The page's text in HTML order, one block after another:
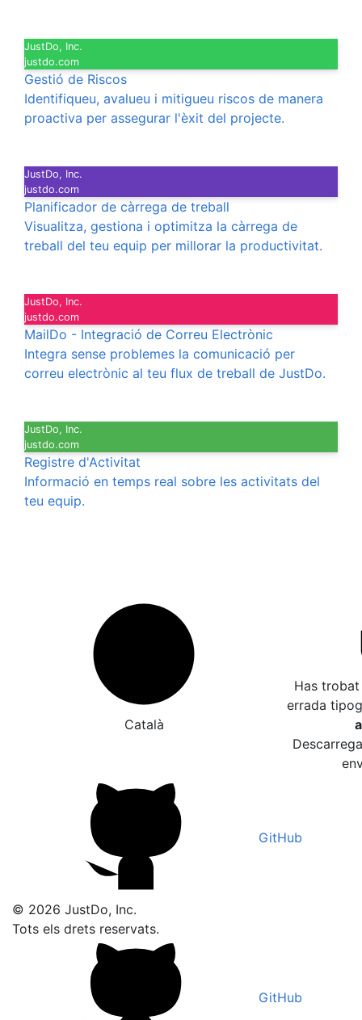
JustDo, Inc.
justdo.com
Gestió de Riscos
Identifiqueu, avalueu i mitigueu riscos de manera
proactiva per assegurar l'èxit del projecte.
JustDo, Inc.
justdo.com
Planificador de càrrega de treball
Visualitza, gestiona i optimitza la càrrega de
treball del teu equip per millorar la productivitat.
JustDo, Inc.
justdo.com
MailDo - Integració de Correu Electrònic
Integra sense problemes la comunicació per
correu electrònic al teu flux de treball de JustDo.
JustDo, Inc.
justdo.com
Registre d'Activitat
Informació en temps real sobre les activitats del
teu equip.
Català
Has
errada
GitHub
© 2026 JustDo, Inc.
Tots els drets reservats.
GitHub